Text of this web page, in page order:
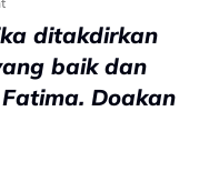
ditakdirkan
baik dan
Doakan